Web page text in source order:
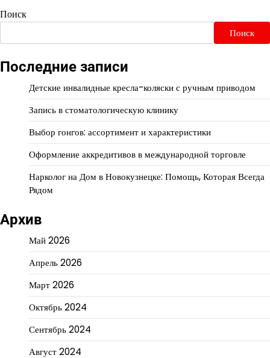
Поиск
Поиск
Последние записи
Детские инвалидные кресла-коляски с ручным приводом
Запись в стоматологическую клинику
Выбор гонгов: ассортимент и характеристики
Оформление аккредитивов в международной торговле
Нарколог на Дом в Новокузнецке: Помощь, Которая Всегда
Рядом
Архив
Май 2026
Апрель 2026
Март 2026
Октябрь 2024
Сентябрь 2024
Август 2024